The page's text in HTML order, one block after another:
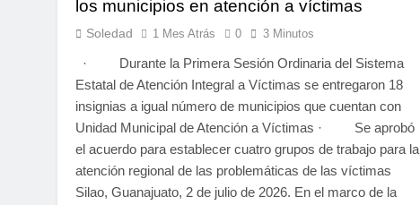
los municipios en atención a víctimas
Soledad 1 Mes Atrás 0 3 Minutos
· Durante la Primera Sesión Ordinaria del Sistema
Estatal de Atención Integral a Víctimas se entregaron 18
insignias a igual número de municipios que cuentan con
Unidad Municipal de Atención a Víctimas · Se aprobó
el acuerdo para establecer cuatro grupos de trabajo para la
atención regional de las problemáticas de las víctimas
Silao, Guanajuato, 2 de julio de 2026. En el marco de la